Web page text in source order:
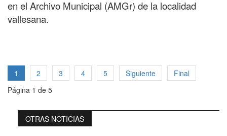
en el Archivo Municipal (AMGr) de la localidad
vallesana.
1 2 3 4 5 Siguiente
Final
Página 1 de 5
OTRAS NOTICIAS
Sabadell 19 de juny. Un per què diferent